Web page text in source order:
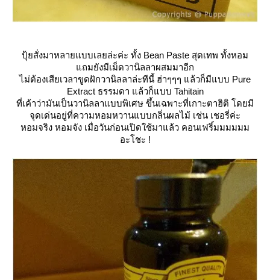
ปุ้ยสั่งมาหลายแบบเลยล่ะค่ะ ทั้ง Bean Paste สุดเทพ ทั้งหอม
ถมยังมีเม็ดวานิลลาผสมมาอีก
ไม่ต้องเสียเวลาขูดฝักวานิลลาล่ะทีนี้ ฮ่าๆๆๆ แล้วก็มีแบบ Pure
Extract ธรรมดา แล้วก็แบบ Tahitain
ที่เค้าว่ามันเป็นวานิลลาแบบพิเศษ ขึ้นเฉพาะที่เกาะตาฮิติ โดยมี
จุดเด่นอยู่ที่ความหอมหวานแบบกลิ่นผลไม้ เช่น เชอรี่ค่ะ
หอมจริง หอมจัง เมื่อวันก่อนเปิดใช้มาแล้ว คอนเฟริ์มมมมมม
อะโชะ !